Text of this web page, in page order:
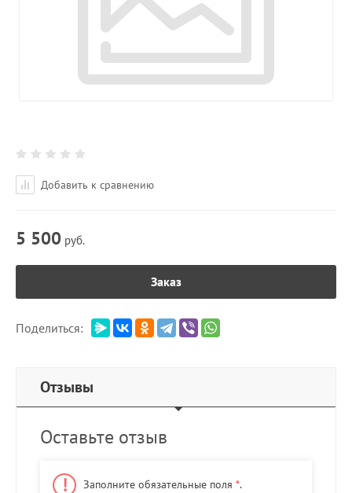
Добавить к сравнению
5 500 руб.
Заказ
Поделиться:
Отзывы
Оставьте отзыв
Заполните обязательные поля *.